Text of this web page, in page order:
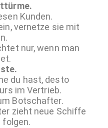
Kunden.
vernetze sie mit
nur, wenn man
du hast, desto
im Vertrieb.
Botschafter.
zieht neue Schiffe
folgen.